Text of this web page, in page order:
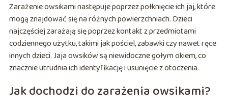
Zarażenie owsikami następuje poprzez połknięcie ich jaj, które
mogą znajdować się na różnych powierzchniach. Dzieci
najczęściej zarażają się poprzez kontakt z przedmiotami
codziennego użytku, takimi jak pościel, zabawki czy nawet ręce
innych dzieci. Jaja owsików są niewidoczne gołym okiem, co
znacznie utrudnia ich identyfikację i usunięcie z otoczenia.
Jak dochodzi do zarażenia owsikami?